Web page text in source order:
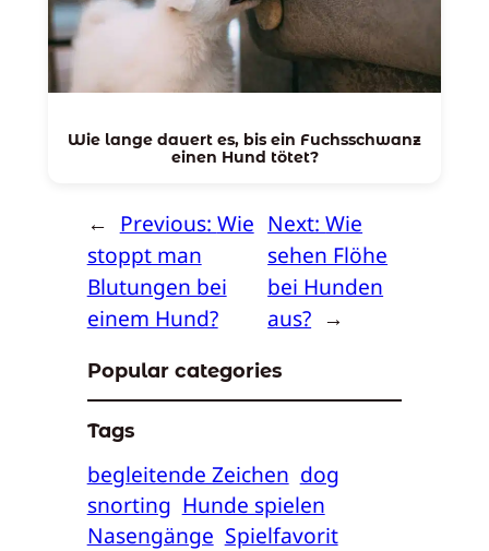
Wie lange dauert es, bis ein Fuchsschwanz
einen Hund tötet?
← Previous: Wie
stoppt man
Blutungen bei
einem Hund?
Next:Wie
sehen Flöhe
bei Hunden
aus? →
Popular categories
Tags
begleitende Zeichen dog
snorting Hunde spielen
Nasengänge Spielfavorit